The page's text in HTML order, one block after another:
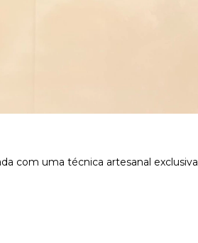
com uma técnica artesanal exclusiva